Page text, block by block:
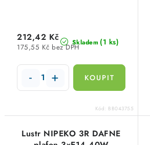
u
k
t
ů
Skladem (1 ks)
175,55 Kč bez DPH
212,42 Kč
Kód: BB043755
Lustr NIPEKO 3R DAFNE